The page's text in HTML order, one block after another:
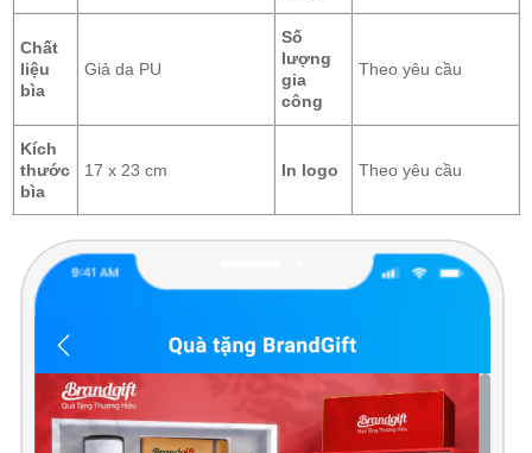
Chất
liệu
bìa
Giả da PU
Số
lượng
gia
công
Theo yêu cầu
Kích
thước
bìa
17 x 23 cm In logo Theo yêu cầu